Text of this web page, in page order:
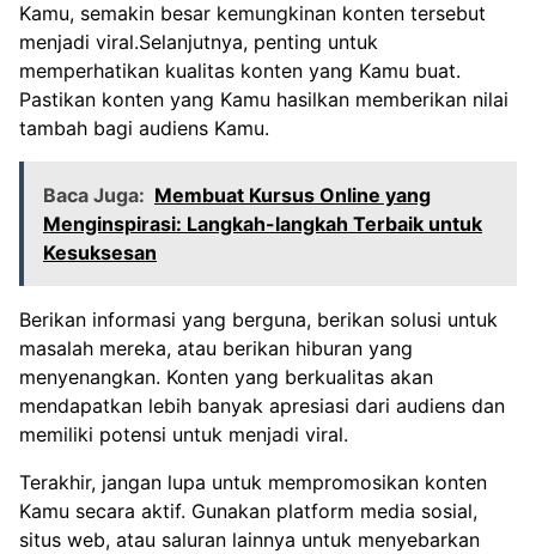
Kamu, semakin besar kemungkinan konten tersebut
menjadi viral.Selanjutnya, penting untuk
memperhatikan kualitas konten yang Kamu buat.
Pastikan konten yang Kamu hasilkan memberikan nilai
tambah bagi audiens Kamu.
Baca Juga: Membuat Kursus Online yang
Menginspirasi: Langkah-langkah Terbaik untuk
Kesuksesan
Berikan informasi yang berguna, berikan solusi untuk
masalah mereka, atau berikan hiburan yang
menyenangkan. Konten yang berkualitas akan
mendapatkan lebih banyak apresiasi dari audiens dan
memiliki potensi untuk menjadi viral.
Terakhir, jangan lupa untuk mempromosikan konten
Kamu secara aktif. Gunakan platform media sosial,
situs web, atau saluran lainnya untuk menyebarkan